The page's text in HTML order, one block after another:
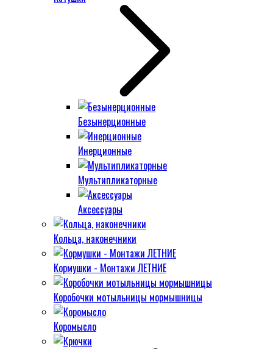
Безынерционные
Инерционные
Мультипликаторные
Аксессуары
Кольца, наконечники
Кормушки - Монтажи ЛЕТНИЕ
Коробочки мотыльницы мормышницы
Коромысло